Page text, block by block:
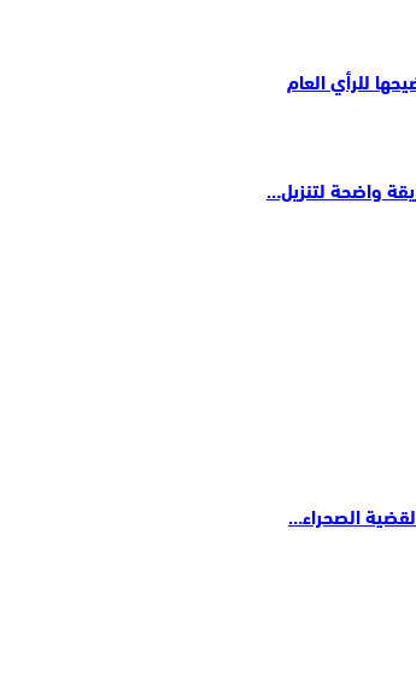
للرأي العام
الصحراء…